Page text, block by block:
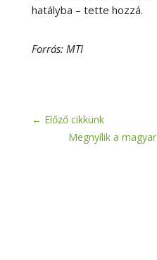
hatályba – tette hozzá.
Forrás: MTI
← Előző cikkünk
Megnyílik a